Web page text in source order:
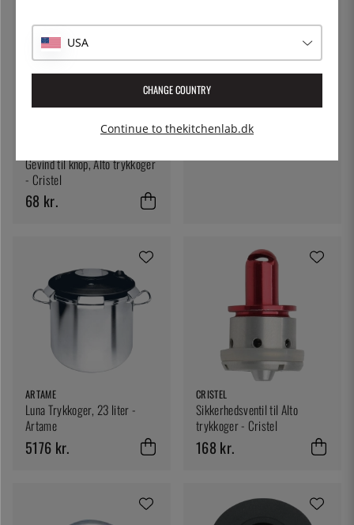
Gevind til knop, Alto trykkoger
- Cristel
68 kr.
CRISTEL
til Alto trykkoger - Cristel
ARTAME
Luna Trykkoger, 23 liter -
Artame
5176 kr.
CRISTEL
Sikkerhedsventil til Alto
trykkoger - Cristel
168 kr.
USA
CHANGE COUNTRY
Continue to thekitchenlab.dk